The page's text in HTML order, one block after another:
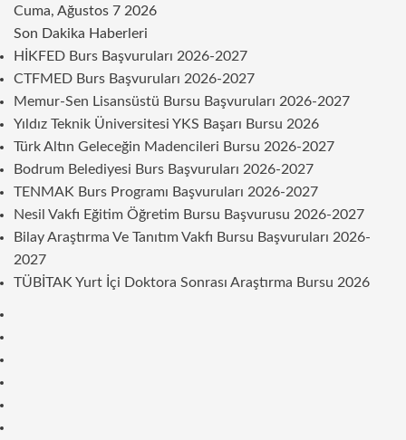
Cuma, Ağustos 7 2026
Son Dakika Haberleri
HİKFED Burs Başvuruları 2026-2027
CTFMED Burs Başvuruları 2026-2027
Memur-Sen Lisansüstü Bursu Başvuruları 2026-2027
Yıldız Teknik Üniversitesi YKS Başarı Bursu 2026
Türk Altın Geleceğin Madencileri Bursu 2026-2027
Bodrum Belediyesi Burs Başvuruları 2026-2027
TENMAK Burs Programı Başvuruları 2026-2027
Nesil Vakfı Eğitim Öğretim Bursu Başvurusu 2026-2027
Bilay Araştırma Ve Tanıtım Vakfı Bursu Başvuruları 2026-
2027
TÜBİTAK Yurt İçi Doktora Sonrası Araştırma Bursu 2026